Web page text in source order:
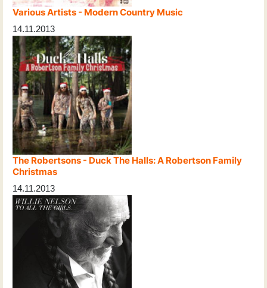
Various Artists - Modern Country Music
14.11.2013
The Robertsons - Duck The Halls: A Robertson Family
Christmas
14.11.2013